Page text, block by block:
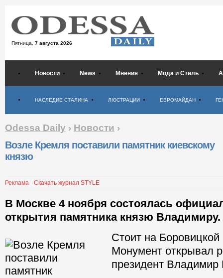
Пятница, 7 августа 2026
Новости News Мнения Мода и Стиль
НАСЛЕДИЕ СТАЛИНА ЛЮСТРАЦИИ ЕВРОМАЙДАН
Odessa Daily › Новости ›
Возле Кремля поставили памятник киевскому
князю
Реклама Скачать журнал STYLE
В Москве 4 ноября состоялась
открытия памятника князю Владимиру.
Стоит на
Монумент открывал
президент Владимир